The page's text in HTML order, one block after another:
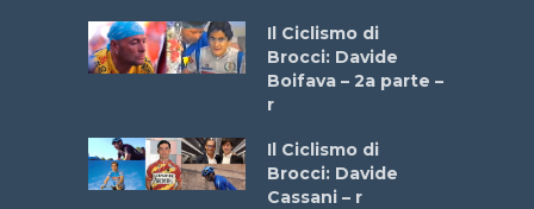
Il Ciclismo di
Brocci: Davide
Boifava – 2a parte –
r
Il Ciclismo di
Brocci: Davide
Cassani – r